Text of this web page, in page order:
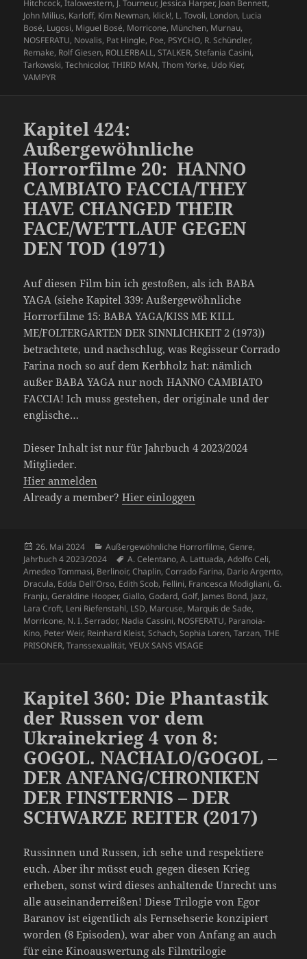
Hitchcock,Italowestern, J. Tourneur, Jessica Harper, Joan Bennett,
John Milius, Karloff, Kim Newman, klick!, L. Tovoli, London, Lucia
Bosé, Lugosi, Miguel Bosé, Morricone, München, Murnau,
NOSFERATU, Novalis, Pat Hingle, Poe, PSYCHO, R. Schündler,
Remake, Rolf Giesen, ROLLERBALL,STALKER,Stefania Casini,
Tarkowski,Technicolor,THIRD MAN,Thom Yorke, Udo Kier,
VAMPYR
Kapitel 424:
Außergewöhnliche
Horrorfilme 20: HANNO
CAMBIATO FACCIA/THEY
HAVE CHANGED THEIR
FACE/WETTLAUF GEGEN
DEN TOD (1971)
Auf diesen Film bin ich gestoßen, als ich BABA
YAGA (siehe Kapitel 339: Außergewöhnliche
Horrorfilme 15: BABA YAGA/KISS ME KILL
ME/FOLTERGARTEN DER SINNLICHKEIT 2 (1973))
betrachtete, und nachschlug, was Regisseur Corrado
Farina noch so auf dem Kerbholz hat: nämlich
außer BABA YAGA nur noch HANNO CAMBIATO
FACCIA! Ich muss gestehen, der originale und der
englische…
Dieser Inhalt ist nur für Jahrbuch 4 2023/2024
Mitglieder.
Hier anmelden
Already a member?Hier einloggen
Veröffentlicht
am
26. Mai 2024 Kategorien
Außergewöhnliche Horrorfilme,Genre,
Jahrbuch 4 2023/2024
Schlagwörter
A. Celentano,A. Lattuada,Adolfo Celi,
Amedeo Tommasi, Berlinoir,Chaplin,Corrado Farina, Dario Argento,
Dracula, Edda Dell'Orso, Edith Scob, Fellini, Francesca Modigliani,G.
Franju,Geraldine Hooper,Giallo,Godard,Golf, James Bond, Jazz,
Lara Croft, Leni Riefenstahl, LSD, Marcuse, Marquis de Sade,
Morricone, N. I. Serrador, Nadia Cassini, NOSFERATU, Paranoia-
Kino, Peter Weir, Reinhard Kleist,Schach,Sophia Loren,Tarzan,THE
PRISONER,Transsexualität,YEUX SANS VISAGE
Kapitel 360: Die Phantastik
der Russen vor dem
Ukrainekrieg 4 von 8:
GOGOL. NACHALO/GOGOL –
DER ANFANG/CHRONIKEN
DER FINSTERNIS – DER
SCHWARZE REITER (2017)
Russinnen und Russen, ich sehe und respektiere
euch. Aber ihr müsst euch gegen diesen Krieg
erheben, sonst wird dieses anhaltende Unrecht uns
alle auseinanderreißen! Diese Trilogie von Egor
Baranov ist eigentlich als Fernsehserie konzipiert
worden (8 Episoden), war aber von Anfang an auch
für eine Kinoauswertung als Filmtrilogie